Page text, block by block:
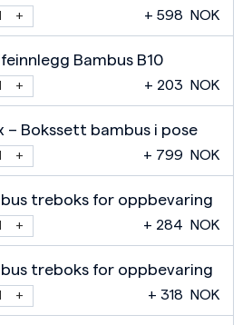
+ 598 NOK
Bambus B10
+ 203 NOK
– Bokssett bambus i pose
+ 799 NOK
treboks for oppbevaring
+ 284 NOK
treboks for oppbevaring
+ 318 NOK